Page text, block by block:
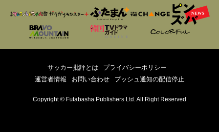
サッカー批評とは
プライバシーポリシー
運営者情報
お問い合わせ プッシュ通知の配信停止
Copyright © Futabasha Publishers Ltd. All Right Reserved